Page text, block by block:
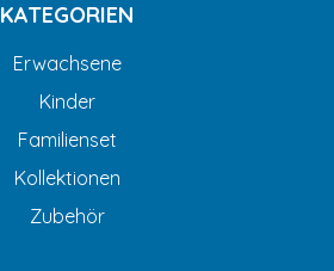
KATEGORIEN
Erwachsene
Kinder
Familienset
Kollektionen
Zubehör